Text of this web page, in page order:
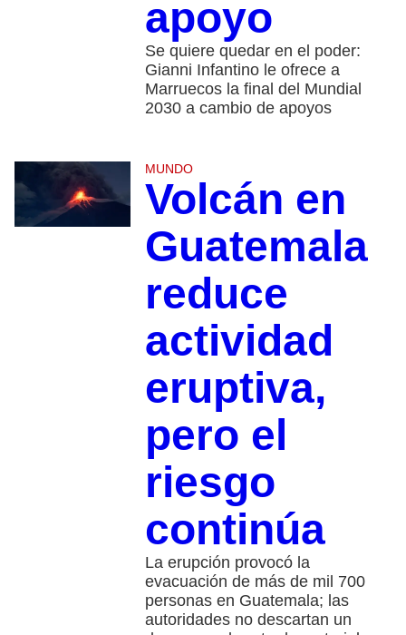
apoyo
Se quiere quedar en el poder:
Gianni Infantino le ofrece a
Marruecos la final del Mundial
2030 a cambio de apoyos
MUNDO
Volcán en
Guatemala
reduce
actividad
eruptiva,
pero el
riesgo
continúa
La erupción provocó la
evacuación de más de mil 700
personas en Guatemala; las
autoridades no descartan un